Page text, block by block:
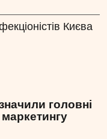
Києва
головні